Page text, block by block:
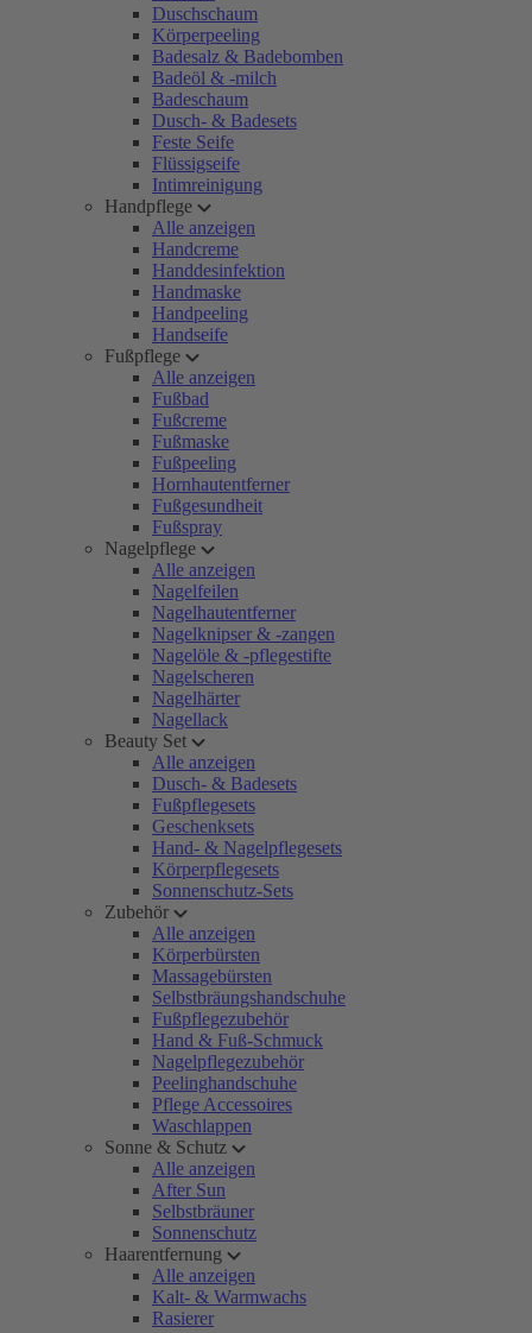
Duschschaum
Körperpeeling
Badesalz & Badebomben
Badeöl & -milch
Badeschaum
Dusch- & Badesets
Feste Seife
Flüssigseife
Intimreinigung
Handpflege
Alle anzeigen
Handcreme
Handdesinfektion
Handmaske
Handpeeling
Handseife
Fußpflege
Alle anzeigen
Fußbad
Fußcreme
Fußmaske
Fußpeeling
Hornhautentferner
Fußgesundheit
Fußspray
Nagelpflege
Alle anzeigen
Nagelfeilen
Nagelhautentferner
Nagelknipser & -zangen
Nagelöle & -pflegestifte
Nagelscheren
Nagelhärter
Nagellack
Beauty Set
Alle anzeigen
Dusch- & Badesets
Fußpflegesets
Geschenksets
Hand- & Nagelpflegesets
Körperpflegesets
Sonnenschutz-Sets
Zubehör
Alle anzeigen
Körperbürsten
Massagebürsten
Selbstbräungshandschuhe
Fußpflegezubehör
Hand & Fuß-Schmuck
Nagelpflegezubehör
Peelinghandschuhe
Pflege Accessoires
Waschlappen
Sonne & Schutz
Alle anzeigen
After Sun
Selbstbräuner
Sonnenschutz
Haarentfernung
Alle anzeigen
Kalt- & Warmwachs
Rasierer